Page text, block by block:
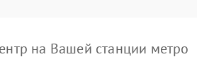
на Вашей станции метро